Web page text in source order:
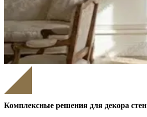
Комплексные решения для декора стен